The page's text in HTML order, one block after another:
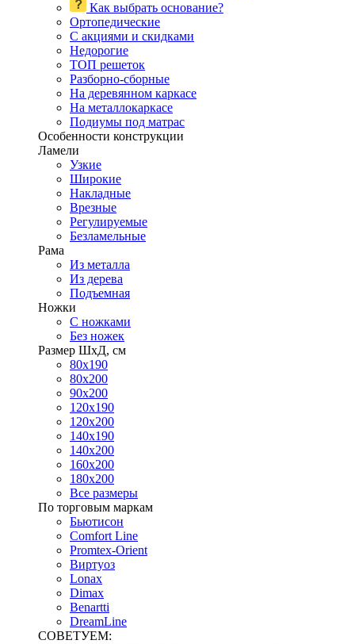
Как выбрать основание?
Ортопедические
С акциями и скидками
Недорогие
ТОП решеток
Разборно-сборные
На деревянном каркасе
На металлокаркасе
Подиумы под матрас
Особенности конструкции
Ламели
Узкие
Широкие
Накладные
Врезные
Регулируемые
Безламельные
Рама
Из металла
Из дерева
Подъемная
Ножки
С ножками
Без ножек
Размер ШхД, см
80х190
80х200
90х200
120х190
120х200
140х190
140х200
160х200
180х200
Все размеры
По торговым маркам
Бьютисон
Comfort Line
Promtex-Orient
Виртуоз
Lonax
Dimax
Benartti
DreamLine
СОВЕТУЕМ: